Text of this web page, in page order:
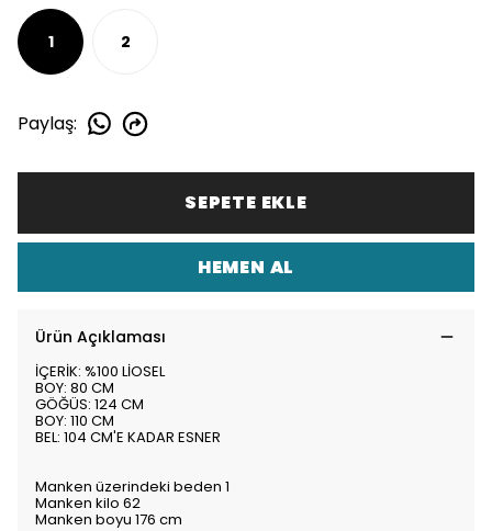
1 2
Paylaş:
SEPETE EKLE
HEMEN AL
Ürün Açıklaması
İÇERİK: %100 LİOSEL
BOY: 80 CM
GÖĞÜS: 124 CM
BOY: 110 CM
BEL: 104 CM'E KADAR ESNER
Manken üzerindeki beden 1
Manken kilo 62
Manken boyu 176 cm